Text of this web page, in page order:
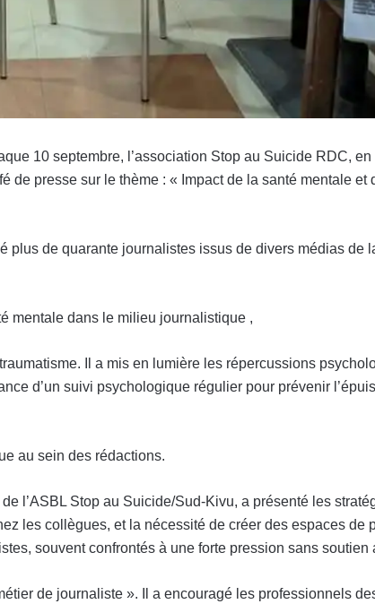
10 septembre, l’association Stop au Suicide RDC,
presse sur le thème : « Impact de la santé mentale et
plus de quarante journalistes issus de divers médias de
mentale dans le milieu journalistique ,
Il a mis en lumière les répercussions
d’un suivi psychologique régulier pour prévenir
au sein des rédactions.
l’ASBL Stop au Suicide/Sud-Kivu, a présenté les
les collègues, et la nécessité de créer des espaces de
souvent confrontés à une forte pression sans soutien
de journaliste ». Il a encouragé les professionnels